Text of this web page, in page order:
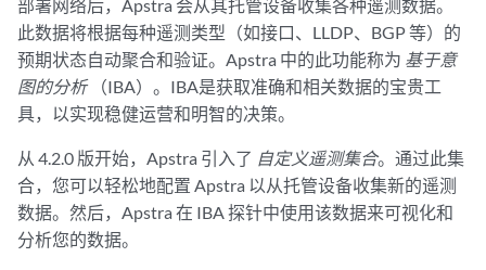
部署网络后，Apstra 会从其托管设备收集各种遥测数据。
此数据将根据每种遥测类型（如接口、LLDP、BGP 等）的
预期状态自动聚合和验证。Apstra 中的此功能称为 基于意
图的分析（IBA）。IBA是获取准确和相关数据的宝贵工
具，以实现稳健运营和明智的决策。
从 4.2.0 版开始，Apstra 引入了 自定义遥测集合。通过此集
合，您可以轻松地配置 Apstra 以从托管设备收集新的遥测
数据。然后，Apstra 在 IBA 探针中使用该数据来可视化和
分析您的数据。